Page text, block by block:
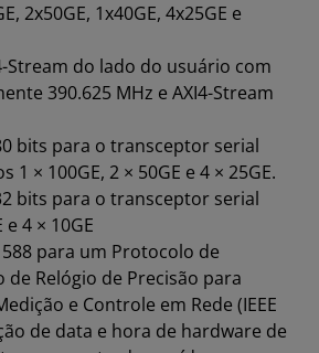
2x50GE, 1x40GE, 4x25GE e
Stream do lado do usuário com
390.625 MHz e AXI4-Stream
bits para o transceptor serial
1 × 100GE, 2 × 50GE e 4 × 25GE.
bits para o transceptor serial
e 4 × 10GE
para um Protocolo de
de Relógio de Precisão para
e Controle em Rede (IEEE
de data e hora de hardware de